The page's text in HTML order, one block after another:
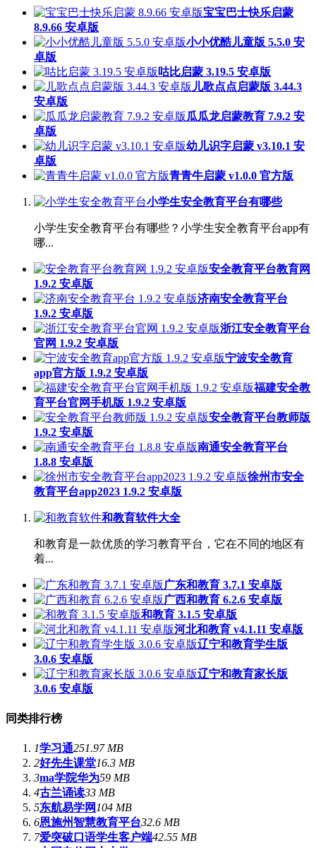
宝宝巴士快乐启蒙
8.9.66 安卓版
小小优酷儿童版 5.5.0 安
卓版
咕比启蒙 3.19.5 安卓版
儿歌点点启蒙版 3.44.3
安卓版
瓜瓜龙启蒙教育 7.9.2 安
卓版
幼儿识字启蒙 v3.10.1 安
卓版
青青牛启蒙 v1.0.0 官方版
小学生安全教育平台有哪些
小学生安全教育平台有哪些？小学生安全教育平台app有
哪...
安全教育平台教育网
1.9.2 安卓版
济南安全教育平台
1.9.2 安卓版
浙江安全教育平台
官网 1.9.2 安卓版
宁波安全教育
app官方版 1.9.2 安卓版
福建安全教
育平台官网手机版 1.9.2 安卓版
安全教育平台教师版
1.9.2 安卓版
南通安全教育平台
1.8.8 安卓版
徐州市安全
教育平台app2023 1.9.2 安卓版
和教育软件大全
和教育是一款优质的学习教育平台，它在不同的地区有
着...
广东和教育 3.7.1 安卓版
广西和教育 6.2.6 安卓版
和教育 3.1.5 安卓版
河北和教育 v4.1.11 安卓版
辽宁和教育学生版
3.0.6 安卓版
辽宁和教育家长版
3.0.6 安卓版
同类排行榜
1学习通251.97 MB
2好先生课堂16.3 MB
3ma学院华为59 MB
4古兰诵读33 MB
5东航易学网104 MB
6恩施州智慧教育平台32.6 MB
7爱突破口语学生客户端42.55 MB